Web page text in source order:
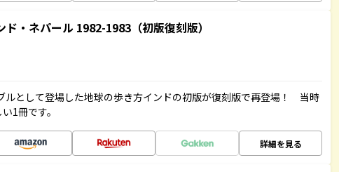
・ネパール 1982-1983（初版復刻版）
ルとして登場した地球の歩き方インドの初版が復刻版で再登場！ 当時
1冊です。
詳細を見る